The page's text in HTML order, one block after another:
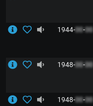
1944-00-00
1948-00-00
1948-00-00